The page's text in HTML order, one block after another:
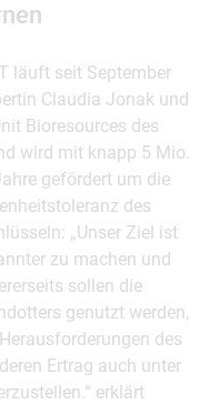
läuft seit September
Claudia Jonak und
Bioresources des
wird mit knapp 5 Mio.
gefördert um die
des
„Unser Ziel ist
zu machen und
sollen die
genutzt werden,
des
Ertrag auch unter
erklärt